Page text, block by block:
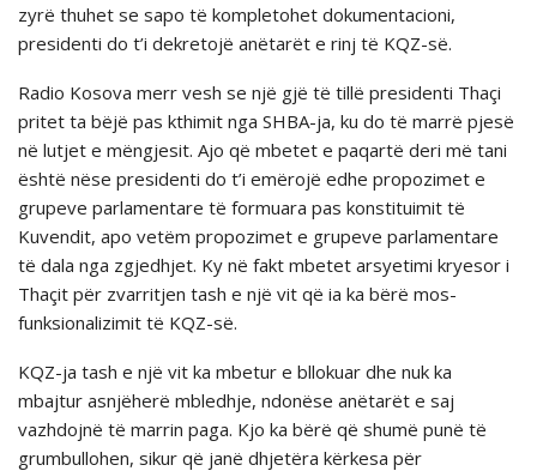
zyrë thuhet se sapo të kompletohet dokumentacioni,
presidenti do t’i dekretojë anëtarët e rinj të KQZ-së.
Radio Kosova merr vesh se një gjë të tillë presidenti Thaçi
pritet ta bëjë pas kthimit nga SHBA-ja, ku do të marrë pjesë
në lutjet e mëngjesit. Ajo që mbetet e paqartë deri më tani
është nëse presidenti do t’i emërojë edhe propozimet e
grupeve parlamentare të formuara pas konstituimit të
Kuvendit, apo vetëm propozimet e grupeve parlamentare
të dala nga zgjedhjet. Ky në fakt mbetet arsyetimi kryesor i
Thaçit për zvarritjen tash e një vit që ia ka bërë mos-
funksionalizimit të KQZ-së.
KQZ-ja tash e një vit ka mbetur e bllokuar dhe nuk ka
mbajtur asnjëherë mbledhje, ndonëse anëtarët e saj
vazhdojnë të marrin paga. Kjo ka bërë që shumë punë të
grumbullohen, sikur që janë dhjetëra kërkesa për